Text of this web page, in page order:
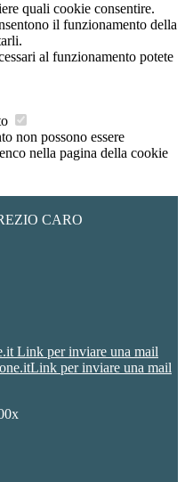
quali cookie consentire.
il funzionamento della
al funzionamento potete
non possono essere
nella pagina della cookie
CARO
Link per inviare una mail
Link per inviare una mail